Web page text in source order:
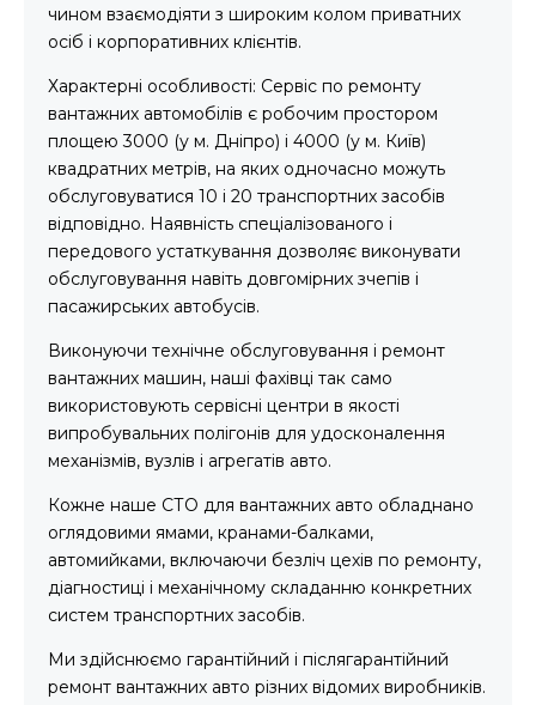
чином взаємодіяти з широким колом приватних
осіб і корпоративних клієнтів.
Характерні особливості: Сервіс по ремонту
вантажних автомобілів є робочим простором
площею 3000 (у м. Дніпро) і 4000 (у м. Київ)
квадратних метрів, на яких одночасно можуть
обслуговуватися 10 і 20 транспортних засобів
відповідно. Наявність спеціалізованого і
передового устаткування дозволяє виконувати
обслуговування навіть довгомірних зчепів і
пасажирських автобусів.
Виконуючи технічне обслуговування і ремонт
вантажних машин, наші фахівці так само
використовують сервісні центри в якості
випробувальних полігонів для удосконалення
механізмів, вузлів і агрегатів авто.
Кожне наше СТО для вантажних авто обладнано
оглядовими ямами, кранами-балками,
автомийками, включаючи безліч цехів по ремонту,
діагностиці і механічному складанню конкретних
систем транспортних засобів.
Ми здійснюємо гарантійний і післягарантійний
ремонт вантажних авто різних відомих виробників.